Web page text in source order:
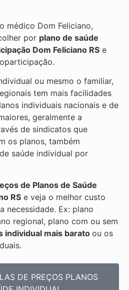
médico Dom Feliciano,
por plano de saúde
Dom Feliciano RS e
ou mesmo o familiar,
tem mais facilidades
individuais nacionais e de
geralmente a
de sindicatos que
os planos, também
saúde individual por
de Planos de Saúde
RS e veja o melhor custo
necessidade. Ex: plano
regional, plano com ou sem
individual mais barato ou os
DE PREÇOS PLANOS